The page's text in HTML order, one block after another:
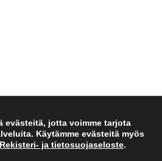
evästeitä, jotta voimme tarjota
Käytämme evästeitä myös
Rekisteri- ja tietosuojaseloste.